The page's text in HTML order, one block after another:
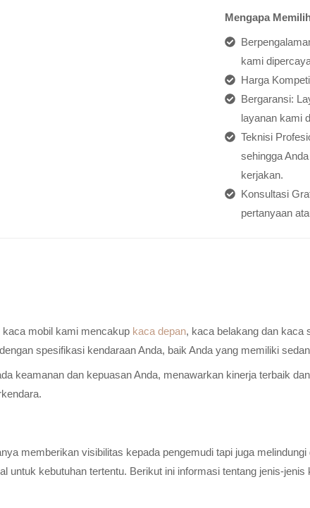
Mengapa
kami
Harga
Bergaransi:
layanan kami
Teknisi
sehingga
kerjakan.
Konsultasi
pertanyaan
kaca mobil kami mencakup kaca depan, kaca belakang dan kaca
spesifikasi kendaraan Anda, baik Anda yang memiliki
keamanan dan kepuasan Anda, menawarkan kinerja terbaik
memberikan visibilitas kepada pengemudi tapi juga
untuk kebutuhan tertentu. Berikut ini informasi tentang jenis-